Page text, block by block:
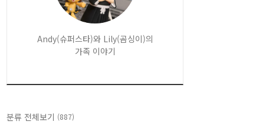
Andy(슈퍼스타)와 Lily(곰싱이)의
가족 이야기
분류 전체보기 (887)